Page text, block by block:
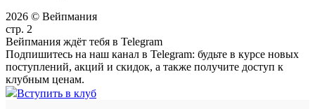
2026 © Вейпмания
стр. 2
Вейпмания ждёт тебя в Telegram
Подпишитесь на наш канал в Telegram: будьте в курсе новых
поступлений, акций и скидок, а также получите доступ к
клубным ценам.
Вступить в клуб